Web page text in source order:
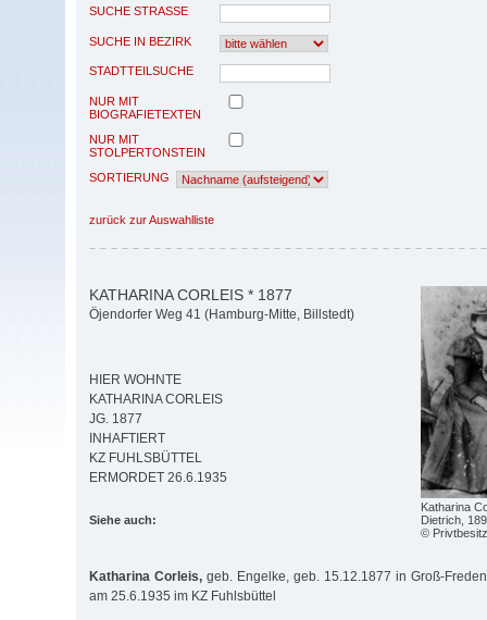
SUCHE STRASSE
SUCHE IN BEZIRK
STADTTEILSUCHE
NUR MIT
BIOGRAFIETEXTEN
NUR MIT
STOLPERTONSTEIN
SORTIERUNG
zurück zur Auswahlliste
Katharina
Dietrich,
© Privtbesitz
KATHARINA CORLEIS * 1877
Öjendorfer Weg 41 (Hamburg-Mitte, Billstedt)
HIER WOHNTE
KATHARINA CORLEIS
JG. 1877
INHAFTIERT
KZ FUHLSBÜTTEL
ERMORDET 26.6.1935
Siehe auch:
Katharina Corleis, geb. Engelke, geb. 15.12.1877 in Groß-
am 25.6.1935 im KZ Fuhlsbüttel